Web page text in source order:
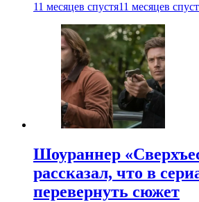
11 месяцев спустя11 месяцев
Шоураннер
рассказал, что в
перевернуть сюжет